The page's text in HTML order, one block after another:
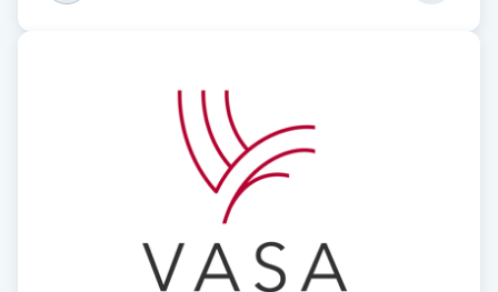
Fotsvamp